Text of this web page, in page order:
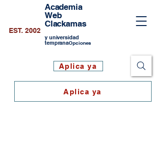
Academia
Web
Clackamas
y universidad
tempranaOpciones
EST. 2002
Aplica ya
Aplica ya